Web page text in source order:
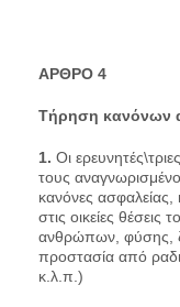
AΡΘΡΟ 4
Τήρηση κανόνων
1. Οι
τους
κανόνες ασφαλείας,
στις οικείες
ανθρώπων, φύσης,
προστασία από
κ.λ.π.)